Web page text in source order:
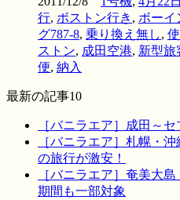
行, ボストン行き , ボーイ
グ787-8, 乗り換え無し,
ストン, 成田空港, 新型旅
便, 納入
最新の記事10
［バニラエア］成田～
［バニラエア］札幌・
の旅行が激安！
［バニラエア］奄美大
期間も一部対象